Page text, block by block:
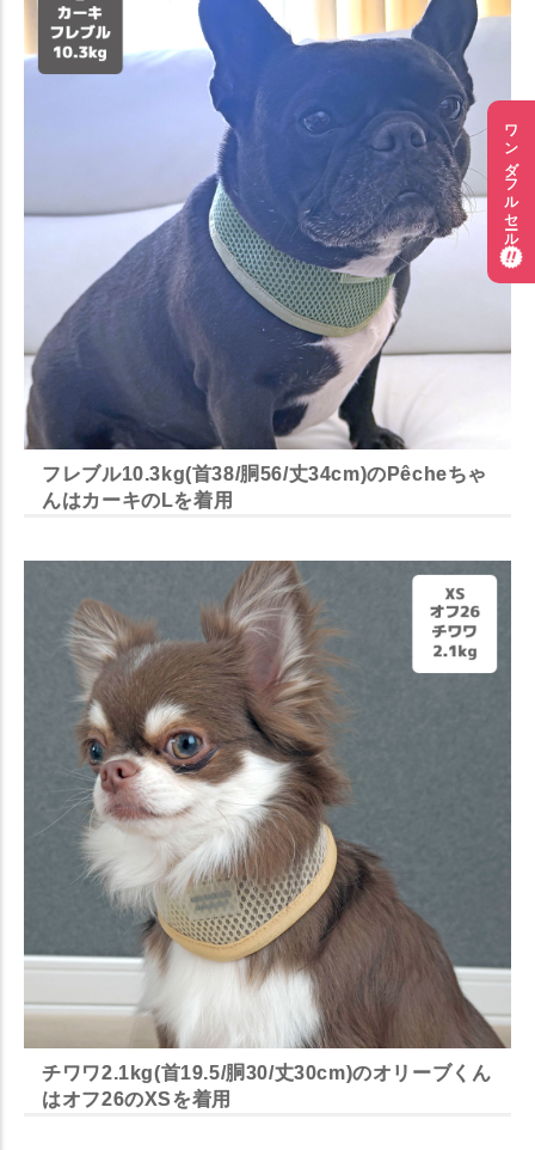
フレブル10.3kg(首38/胴56/丈34cm)のPêcheちゃ
んはカーキのLを着用
チワワ2.1kg(首19.5/胴30/丈30cm)のオリーブくん
はオフ26のXSを着用
ワンダフルセール